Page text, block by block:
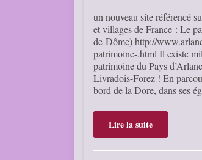
un nouveau site référencé
et villages de France : Le
de-Dôme) http://
patrimoine-.html Il existe
patrimoine du Pays
Livradois-Forez ! En
bord de la Dore, dans ses
Lire la suite